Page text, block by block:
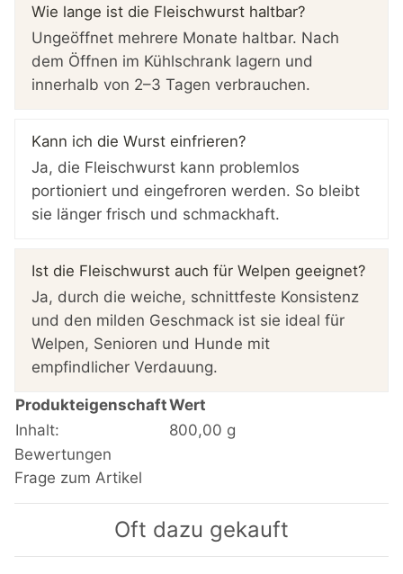
Wie lange ist die Fleischwurst haltbar?
Ungeöffnet mehrere Monate haltbar. Nach
dem Öffnen im Kühlschrank lagern und
innerhalb von 2–3 Tagen verbrauchen.
Kann ich die Wurst einfrieren?
Ja, die Fleischwurst kann problemlos
portioniert und eingefroren werden. So bleibt
sie länger frisch und schmackhaft.
Ist die Fleischwurst auch für Welpen geeignet?
Ja, durch die weiche, schnittfeste Konsistenz
und den milden Geschmack ist sie ideal für
Welpen, Senioren und Hunde mit
empfindlicher Verdauung.
ProdukteigenschaftWert
Inhalt:
800,00 g
Bewertungen
Frage zum Artikel
Oft dazu gekauft